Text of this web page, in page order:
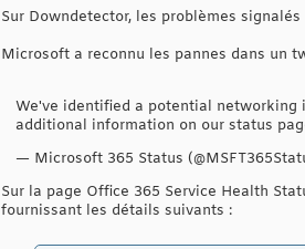
Sur Downdetector, les problèmes
Microsoft a reconnu les pannes dans un
We've identified a potential networking
additional information on our status
— Microsoft 365 Status
Sur la page Office 365 Service Health
fournissant les détails suivants :